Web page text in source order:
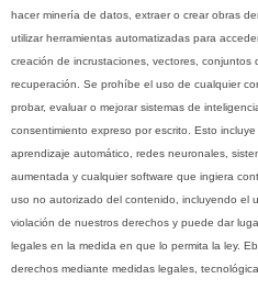
hacer minería de datos, extraer o crear obras
utilizar herramientas automatizadas para
creación de incrustaciones, vectores, conjuntos
recuperación. Se prohíbe el uso de cualquier
probar, evaluar o mejorar sistemas de
consentimiento expreso por escrito. Esto
aprendizaje automático, redes neuronales,
aumentada y cualquier software que ingiera
uso no autorizado del contenido, incluyendo el
violación de nuestros derechos y puede dar
legales en la medida en que lo permita la ley.
derechos mediante medidas legales,